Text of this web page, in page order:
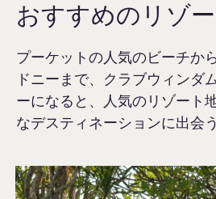
おすすめのリゾー
プーケットの人気のビーチか
ドニーまで、クラブウィンダ
ーになると、人気のリゾート
なデスティネーションに出会